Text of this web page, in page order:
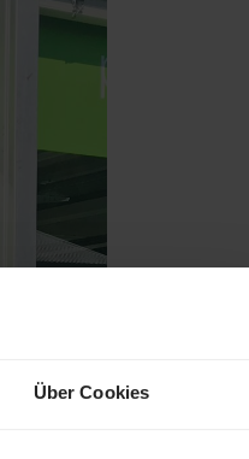
Über Cookies